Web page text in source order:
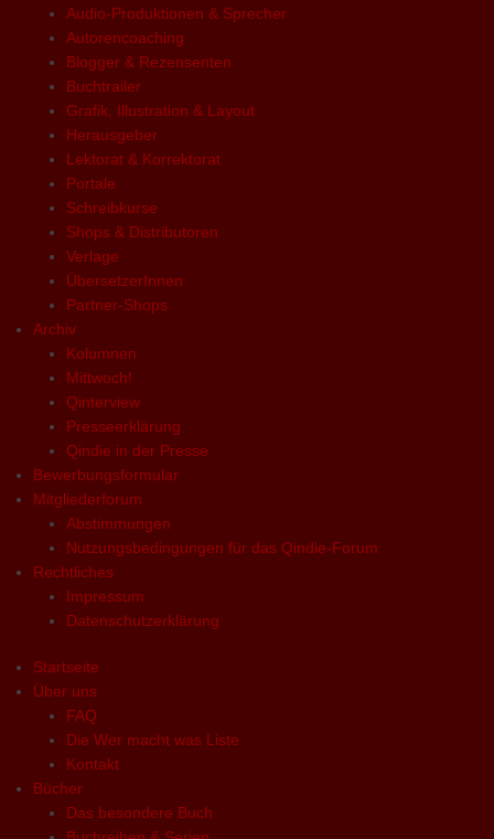
Audio-Produktionen & Sprecher
Autorencoaching
Blogger & Rezensenten
Buchtrailer
Grafik, Illustration & Layout
Herausgeber
Lektorat & Korrektorat
Portale
Schreibkurse
Shops & Distributoren
Verlage
ÜbersetzerInnen
Partner-Shops
Archiv
Kolumnen
Mittwoch!
Qinterview
Presseerklärung
Qindie in der Presse
Bewerbungsformular
Mitgliederforum
Abstimmungen
Nutzungsbedingungen für das Qindie-Forum
Rechtliches
Impressum
Datenschutzerklärung
Startseite
Über uns
FAQ
Die Wer macht was Liste
Kontakt
Bücher
Das besondere Buch